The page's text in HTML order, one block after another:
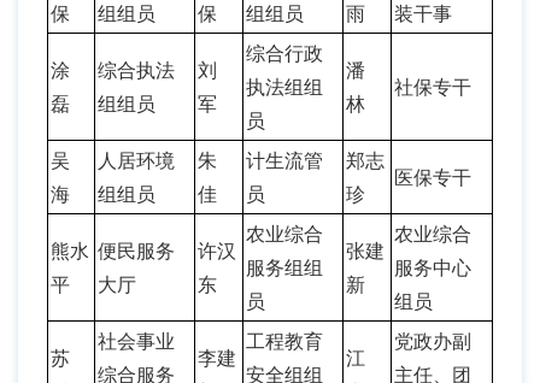
保
组组员
保
组组员
雨
装干事
涂
磊
综合执法
组组员
刘
军
综合行政
执法组组
员
潘
林
社保专干
吴
海
人居环境
组组员
朱
佳
计生流管
员
郑志
珍
医保专干
熊水
平
便民服务
大厅
许汉
东
农业综合
服务组组
员
张建
新
农业综合
服务中心
组员
苏
社会事业
综合服务
李建
工程教育
安全组组
江
党政办副
主任、团